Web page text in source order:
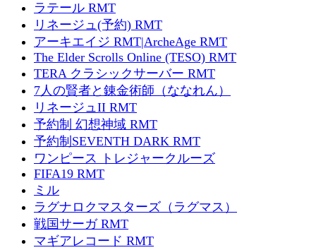
ラテール RMT
リネージュ(予約) RMT
アーキエイジ RMT|ArcheAge RMT
The Elder Scrolls Online (TESO) RMT
TERA クラシックサーバー RMT
7人の賢者と錬金術師（ななれん）
リネージュII RMT
予約制 幻想神域 RMT
予約制SEVENTH DARK RMT
ワンピース トレジャークルーズ
FIFA19 RMT
ミル
ラグナロクマスターズ（ラグマス）
戦国サーガ RMT
マギアレコード RMT